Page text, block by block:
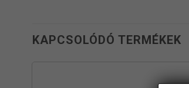
KAPCSOLÓDÓ TERMÉKEK